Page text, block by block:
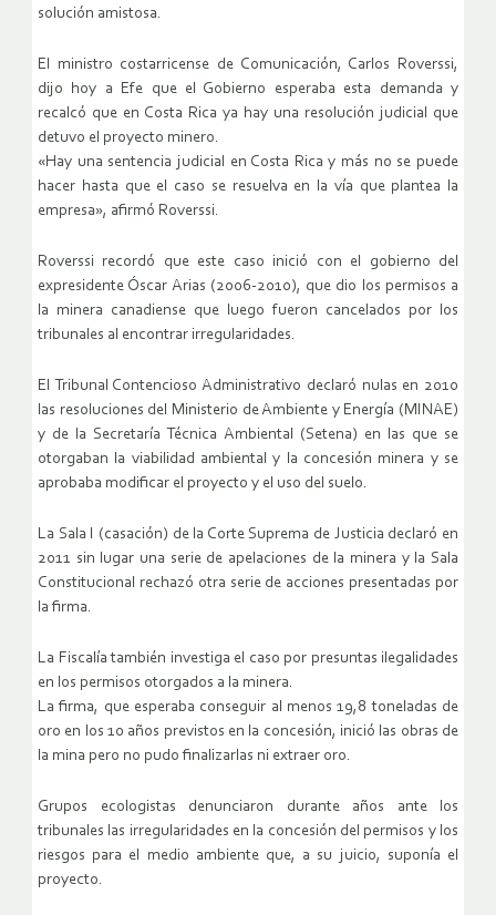
solución amistosa.
El ministro costarricense de Comunicación, Carlos Roverssi,
dijo hoy a Efe que el Gobierno esperaba esta demanda y
recalcó que en Costa Rica ya hay una resolución judicial que
detuvo el proyecto minero.
«Hay una sentencia judicial en Costa Rica y más no se puede
hacer hasta que el caso se resuelva en la vía que plantea la
empresa», afirmó Roverssi.
Roverssi recordó que este caso inició con el gobierno del
expresidente Óscar Arias (2006-2010), que dio los permisos a
la minera canadiense que luego fueron cancelados por los
tribunales al encontrar irregularidades.
El Tribunal Contencioso Administrativo declaró nulas en 2010
las resoluciones del Ministerio de Ambiente y Energía (MINAE)
y de la Secretaría Técnica Ambiental (Setena) en las que se
otorgaban la viabilidad ambiental y la concesión minera y se
aprobaba modificar el proyecto y el uso del suelo.
La Sala I (casación) de la Corte Suprema de Justicia declaró en
2011 sin lugar una serie de apelaciones de la minera y la Sala
Constitucional rechazó otra serie de acciones presentadas por
la firma.
La Fiscalía también investiga el caso por presuntas ilegalidades
en los permisos otorgados a la minera.
La firma, que esperaba conseguir al menos 19,8 toneladas de
oro en los 10 años previstos en la concesión, inició las obras de
la mina pero no pudo finalizarlas ni extraer oro.
Grupos ecologistas denunciaron durante años ante los
tribunales las irregularidades en la concesión del permisos y los
riesgos para el medio ambiente que, a su juicio, suponía el
proyecto.